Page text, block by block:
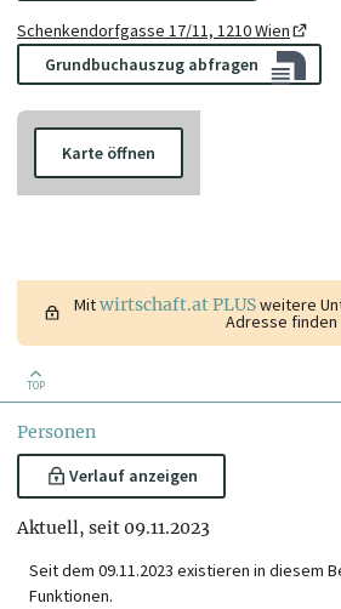
Schenkendorfgasse 17/11, 1210 Wien
Grundbuchauszug abfragen
Karte öffnen
Mitwirtschaft.at PLUSweitere
Adresse finden
TOP
Personen
Verlauf anzeigen
Aktuell, seit 09.11.2023
Seit dem 09.11.2023 existieren in diesem
Funktionen.